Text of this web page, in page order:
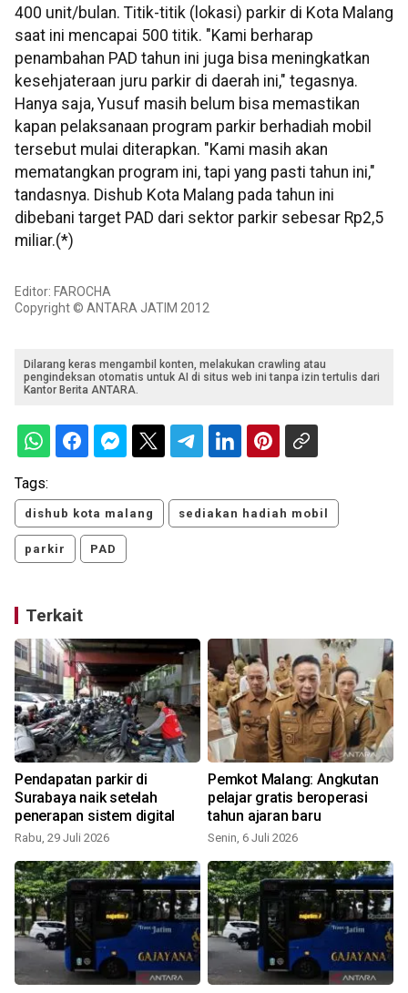
400 unit/bulan. Titik-titik (lokasi) parkir di Kota Malang
saat ini mencapai 500 titik. "Kami berharap
penambahan PAD tahun ini juga bisa meningkatkan
kesehjateraan juru parkir di daerah ini," tegasnya.
Hanya saja, Yusuf masih belum bisa memastikan
kapan pelaksanaan program parkir berhadiah mobil
tersebut mulai diterapkan. "Kami masih akan
mematangkan program ini, tapi yang pasti tahun ini,"
tandasnya. Dishub Kota Malang pada tahun ini
dibebani target PAD dari sektor parkir sebesar Rp2,5
miliar.(*)
Editor: FAROCHA
Copyright © ANTARA JATIM 2012
Dilarang keras mengambil konten, melakukan crawling atau
pengindeksan otomatis untuk AI di situs web ini tanpa izin tertulis dari
Kantor Berita ANTARA.
Tags:
dishub kota malang sediakan hadiah mobil
parkir PAD
Terkait
Pendapatan parkir di
Surabaya naik setelah
penerapan sistem digital
Rabu, 29 Juli 2026
Pemkot Malang: Angkutan
pelajar gratis beroperasi
tahun ajaran baru
Senin, 6 Juli 2026